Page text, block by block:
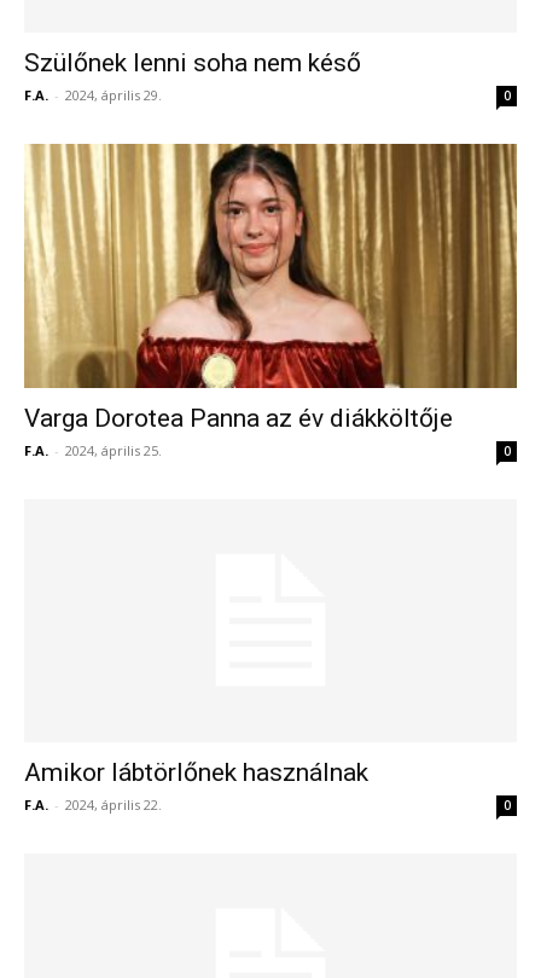
Szülőnek lenni soha nem késő
F.A. - 2024, április 29. 0
Varga Dorotea Panna az év diákköltője
F.A. - 2024, április 25. 0
Amikor lábtörlőnek használnak
F.A. - 2024, április 22. 0